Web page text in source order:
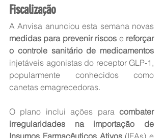
Fiscalização
medidas para prevenir riscos e reforçar
o controle sanitário de medicamentos
injetáveis agonistas do receptor GLP‑1,
popularmente conhecidos como
canetas emagrecedoras.
O plano inclui ações para combater
irregularidades na importação de